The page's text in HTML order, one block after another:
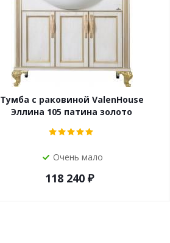
Тумба с раковиной ValenHouse
Эллина 105 патина золото
Очень мало
118 240 ₽